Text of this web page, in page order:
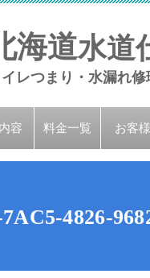
海道水道
イレつまり・水漏れ修
容 料金一覧 お客
4826-